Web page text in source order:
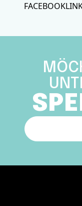
FACEBOOK